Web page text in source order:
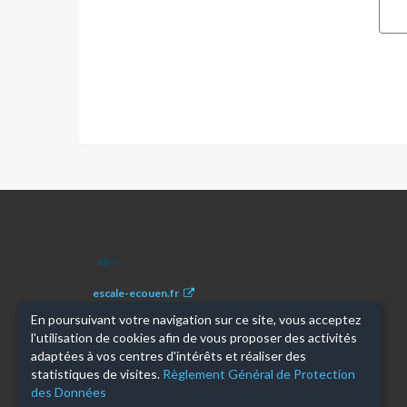
ESCALE
escale-ecouen.fr
En poursuivant votre navigation sur ce site, vous acceptez
l'utilisation de cookies afin de vous proposer des activités
adaptées à vos centres d'intérêts et réaliser des
statistiques de visites. Règlement Général de Protection
des Données